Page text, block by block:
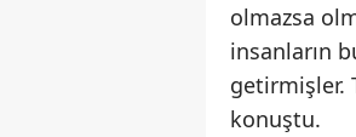
olmazsa
insanların
getirmişler.
konuştu.